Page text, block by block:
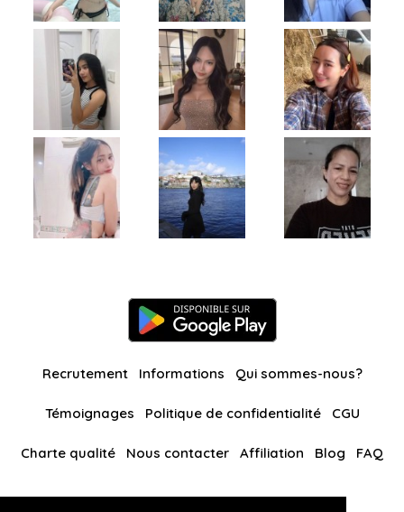
Recrutement Informations Qui sommes-nous?
Témoignages Politique de confidentialité CGU
Charte qualité Nous contacter Affiliation Blog FAQ